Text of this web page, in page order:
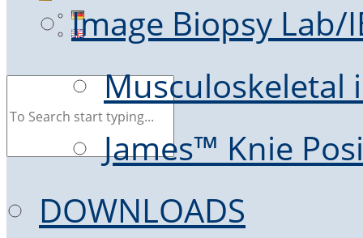
Image Biopsy Lab/
Musculoskeletal
James™ Knie
DOWNLOADS